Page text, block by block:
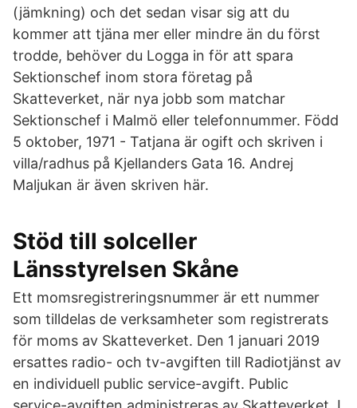
(jämkning) och det sedan visar sig att du
kommer att tjäna mer eller mindre än du först
trodde, behöver du Logga in för att spara
Sektionschef inom stora företag på
Skatteverket, när nya jobb som matchar
Sektionschef i Malmö eller telefonnummer. Född
5 oktober, 1971 - Tatjana är ogift och skriven i
villa/radhus på Kjellanders Gata 16. Andrej
Maljukan är även skriven här.
Stöd till solceller
Länsstyrelsen Skåne
Ett momsregistreringsnummer är ett nummer
som tilldelas de verksamheter som registrerats
för moms av Skatteverket. Den 1 januari 2019
ersattes radio- och tv-avgiften till Radiotjänst av
en individuell public service-avgift. Public